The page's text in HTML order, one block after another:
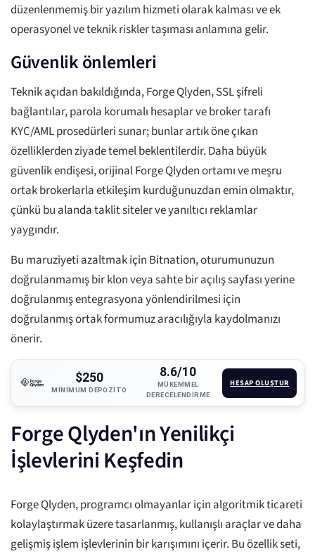
düzenlenmemiş bir yazılım hizmeti olarak kalması ve ek
operasyonel ve teknik riskler taşıması anlamına gelir.
Güvenlik önlemleri
Teknik açıdan bakıldığında, Forge Qlyden, SSL şifreli
bağlantılar, parola korumalı hesaplar ve broker tarafı
KYC/AML prosedürleri sunar; bunlar artık öne çıkan
özelliklerden ziyade temel beklentilerdir. Daha büyük
güvenlik endişesi, orijinal Forge Qlyden ortamı ve meşru
ortak brokerlarla etkileşim kurduğunuzdan emin olmaktır,
çünkü bu alanda taklit siteler ve yanıltıcı reklamlar
yaygındır.
Bu maruziyeti azaltmak için Bitnation, oturumunuzun
doğrulanmamış bir klon veya sahte bir açılış sayfası yerine
doğrulanmış entegrasyona yönlendirilmesi için
doğrulanmış ortak formumuz aracılığıyla kaydolmanızı
önerir.
$250
MINIMUM DEPOZITO
8.6/10
MÜKEMMEL
DERECELENDIRME
HESAP OLUŞTUR
Forge Qlyden'ın Yenilikçi
İşlevlerini Keşfedin
Forge Qlyden, programcı olmayanlar için algoritmik ticareti
kolaylaştırmak üzere tasarlanmış, kullanışlı araçlar ve daha
gelişmiş işlem işlevlerinin bir karışımını içerir. Bu özellik seti,